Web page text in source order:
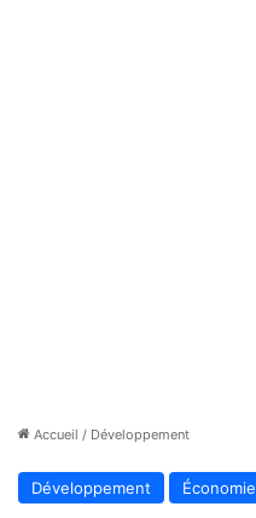
Accueil / Développement
Développement Économie